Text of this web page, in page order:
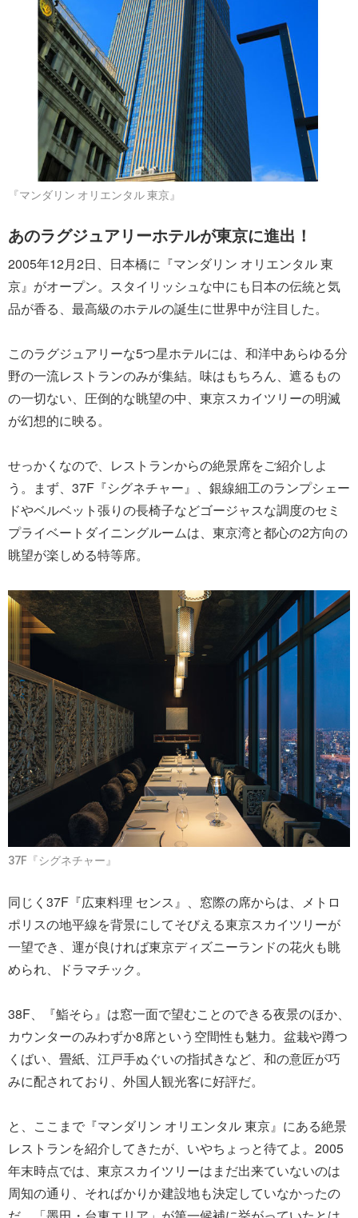
『マンダリン オリエンタル 東京』
あのラグジュアリーホテルが東京に進出！
2005年12月2日、日本橋に『マンダリン オリエンタル 東
京』がオープン。スタイリッシュな中にも日本の伝統と気
品が香る、最高級のホテルの誕生に世界中が注目した。
このラグジュアリーな5つ星ホテルには、和洋中あらゆる分
野の一流レストランのみが集結。味はもちろん、遮るもの
の一切ない、圧倒的な眺望の中、東京スカイツリーの明滅
が幻想的に映る。
せっかくなので、レストランからの絶景席をご紹介しよ
う。まず、37F『シグネチャー』、銀線細工のランプシェー
ドやベルベット張りの長椅子などゴージャスな調度のセミ
プライベートダイニングルームは、東京湾と都心の2方向の
眺望が楽しめる特等席。
37F『シグネチャー』
同じく37F『広東料理 センス』、窓際の席からは、メトロ
ポリスの地平線を背景にしてそびえる東京スカイツリーが
一望でき、運が良ければ東京ディズニーランドの花火も眺
められ、ドラマチック。
38F、『鮨そら』は窓一面で望むことのできる夜景のほか、
カウンターのみわずか8席という空間性も魅力。盆栽や蹲つ
くばい、畳紙、江戸手ぬぐいの指拭きなど、和の意匠が巧
みに配されており、外国人観光客に好評だ。
と、ここまで『マンダリン オリエンタル 東京』にある絶景
レストランを紹介してきたが、いやちょっと待てよ。2005
年末時点では、東京スカイツリーはまだ出来ていないのは
周知の通り、そればかりか建設地も決定していなかったの